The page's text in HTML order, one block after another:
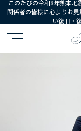
このたびの令和8年熊本
関係者の皆様に心よりお
い復旧・
HOME コーディネー